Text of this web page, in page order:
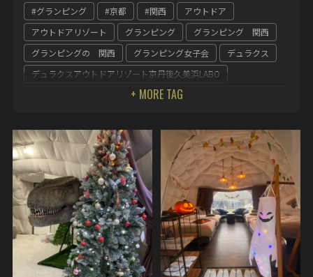
#グランピング #京都 #関西
アウトドア
アウトドアリゾート
グランピング
グランピング 関西
グランピングの 関西
グランピング女子会
デュラクス
デュラクスアウトドアリゾート京丹後久美浜LABO
ホテル丹後王国デュラクスアウトドアリゾート京丹後王国食のみ
関西 グランピング
食のみやこ